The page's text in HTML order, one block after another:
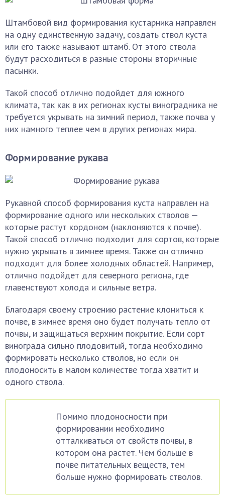
Штамбовой вид формирования кустарника направлен
на одну единственную задачу, создать ствол куста
или его также называют штамб. От этого ствола
будут расходиться в разные стороны вторичные
пасынки.
Такой способ отлично подойдет для южного
климата, так как в их регионах кусты виноградника не
требуется укрывать на зимний период, также почва у
них намного теплее чем в других регионах мира.
Формирование рукава
Рукавной способ формирования куста направлен на
формирование одного или нескольких стволов —
которые растут кордоном (наклоняются к почве).
Такой способ отлично подходит для сортов, которые
нужно укрывать в зимнее время. Также он отлично
подходит для более холодных областей. Например,
отлично подойдет для северного региона, где
главенствуют холода и сильные ветра.
Благодаря своему строению растение клониться к
почве, в зимнее время оно будет получать тепло от
почвы, и защищаться верхним покрытие. Если сорт
винограда сильно плодовитый, тогда необходимо
формировать несколько стволов, но если он
плодоносить в малом количестве тогда хватит и
одного ствола.
Помимо плодоносности при
формировании необходимо
отталкиваться от свойств почвы, в
котором она растет. Чем больше в
почве питательных веществ, тем
больше нужно формировать стволов.